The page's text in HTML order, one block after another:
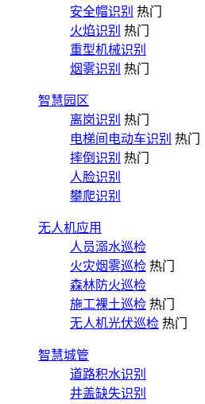
安全帽识别 热门
火焰识别 热门
重型机械识别
烟雾识别 热门
智慧园区
离岗识别 热门
电梯间电动车识别 热门
摔倒识别 热门
人脸识别
攀爬识别
无人机应用
人员溺水巡检
火灾烟雾巡检 热门
森林防火巡检
施工裸土巡检 热门
无人机光伏巡检 热门
智慧城管
道路积水识别
井盖缺失识别